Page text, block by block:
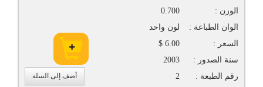
أضف إلى السلة
الوزن :
0.700
الوان الطباعة :
لون واحد
السعر :
6.00 $
سنة الصدور :
2003
رقم الطبعة :
2